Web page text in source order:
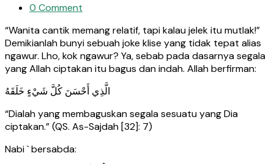
0 Comment
“Wanita cantik memang relatif, tapi kalau jelek itu mutlak!”
Demikianlah bunyi sebuah joke klise yang tidak tepat alias
ngawur. Lho, kok ngawur? Ya, sebab pada dasarnya segala
yang Allah ciptakan itu bagus dan indah. Allah berfirman:
الَّذِي أَحْسَنَ كُلَّ شَيْءٍ خَلَقَهُ
“Dialah yang membaguskan segala sesuatu yang Dia
ciptakan.” (QS. As-Sajdah [32]: 7)
Nabi ` bersabda: